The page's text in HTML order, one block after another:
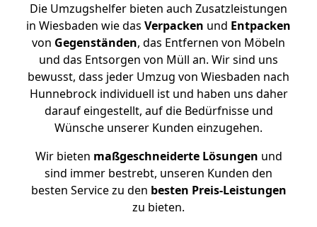
Die Umzugshelfer bieten auch Zusatzleistungen
in Wiesbaden wie das Verpacken und Entpacken
von Gegenständen, das Entfernen von Möbeln
und das Entsorgen von Müll an. Wir sind uns
bewusst, dass jeder Umzug von Wiesbaden nach
Hunnebrock individuell ist und haben uns daher
darauf eingestellt, auf die Bedürfnisse und
Wünsche unserer Kunden einzugehen.
Wir bieten maßgeschneiderte Lösungen und
sind immer bestrebt, unseren Kunden den
besten Service zu den besten Preis-Leistungen
zu bieten.